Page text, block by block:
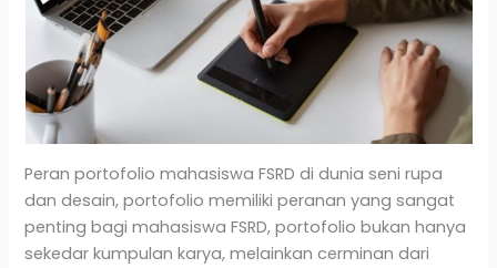
Peran portofolio mahasiswa FSRD di dunia seni rupa
dan desain, portofolio memiliki peranan yang sangat
penting bagi mahasiswa FSRD, portofolio bukan hanya
sekedar kumpulan karya, melainkan cerminan dari